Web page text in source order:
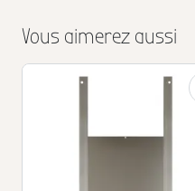
Vous aimerez aussi